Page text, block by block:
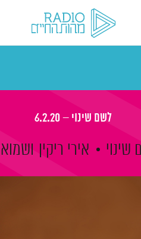
לשם שינוי – 6.2.20
שינוי אירי ריקין